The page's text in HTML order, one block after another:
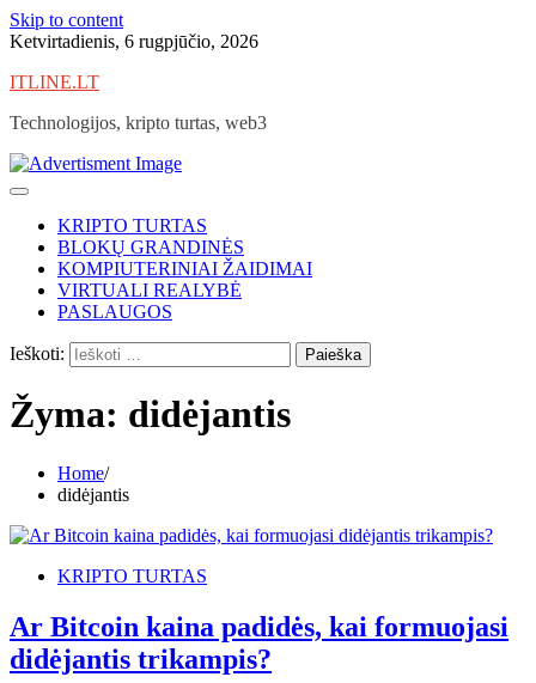
Skip to content
Ketvirtadienis, 6 rugpjūčio, 2026
ITLINE.LT
Technologijos, kripto turtas, web3
KRIPTO TURTAS
BLOKŲ GRANDINĖS
KOMPIUTERINIAI ŽAIDIMAI
VIRTUALI REALYBĖ
PASLAUGOS
Ieškoti:
Žyma: didėjantis
Home
didėjantis
KRIPTO TURTAS
Ar Bitcoin kaina padidės, kai formuojasi
didėjantis trikampis?